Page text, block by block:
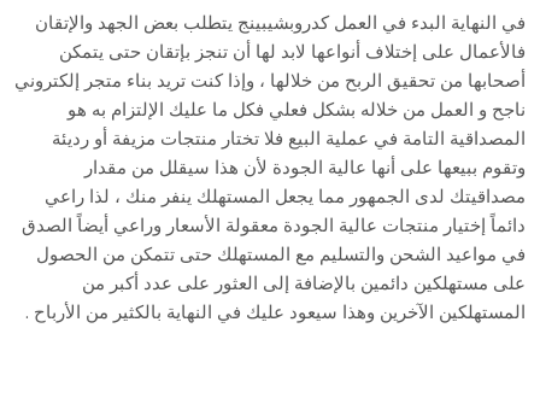
في النهاية البدء في العمل كدروبشيبينج يتطلب بعض الجهد والإتقان
فالأعمال على إختلاف أنواعها لابد لها أن تنجز بإتقان حتى يتمكن
أصحابها من تحقيق الربح من خلالها ، وإذا كنت تريد بناء متجر إلكتروني
ناجح و العمل من خلاله بشكل فعلي فكل ما عليك الإلتزام به هو
المصداقية التامة في عملية البيع فلا تختار منتجات مزيفة أو رديئة
وتقوم ببيعها على أنها عالية الجودة لأن هذا سيقلل من مقدار
مصداقيتك لدى الجمهور مما يجعل المستهلك ينفر منك ، لذا راعي
دائماً إختيار منتجات عالية الجودة معقولة الأسعار وراعي أيضاً الصدق
في مواعيد الشحن والتسليم مع المستهلك حتى تتمكن من الحصول
على مستهلكين دائمين بالإضافة إلى العثور على عدد أكبر من
المستهلكين الآخرين وهذا سيعود عليك في النهاية بالكثير من الأرباح .